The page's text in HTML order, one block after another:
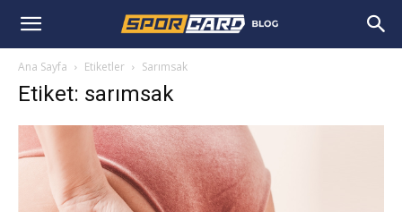
Ana Sayfa Etiketler Sarımsak
Etiket: sarımsak